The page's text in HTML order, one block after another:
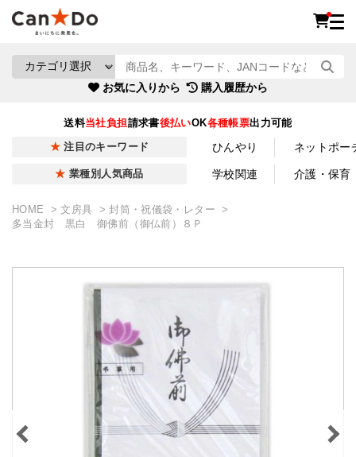
お気に入りから 購入履歴から
送料当社負担請求書後払いOK各種帳票出力可能
注目のキーワード ひんやり ネットポー
業種別人気商品 学校関連 介護・保育
HOME 文房具
封筒・祝儀袋・レター
多当金封 黒白 御佛前（御仏前）８Ｐ